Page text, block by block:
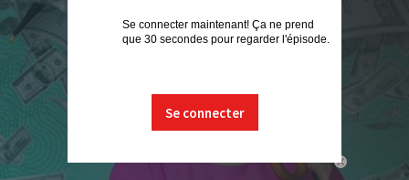
close
Se connecter maintenant! Ça ne prend
que 30 secondes pour regarder l'épisode.
Se connecter